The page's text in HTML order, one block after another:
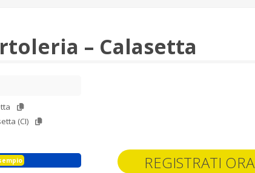
REGISTRATI ORA
– Calasetta
(CI)